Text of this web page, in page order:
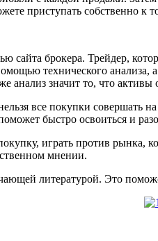
приступать собственно к
сайта брокера. Трейдер,
технического
анализ значит то, что
все покупки
быстро освоиться и
играть против рынка,
мнении.
литературой. Это